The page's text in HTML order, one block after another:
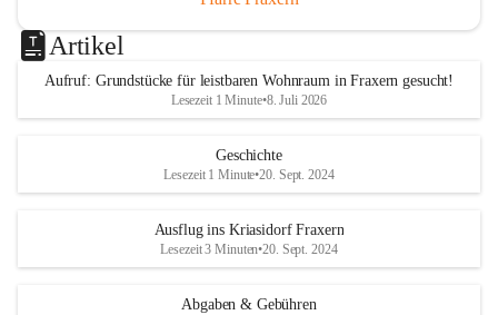
Artikel
Aufruf: Grundstücke für leistbaren Wohnraum in Fraxern gesucht!
Lesezeit 1 Minute•8. Juli 2026
Geschichte
Lesezeit 1 Minute•20. Sept. 2024
Ausflug ins Kriasidorf Fraxern
Lesezeit 3 Minuten•20. Sept. 2024
Abgaben & Gebühren